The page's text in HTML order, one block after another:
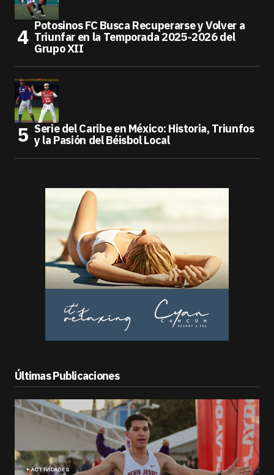
Potosinos FC Busca Recuperarse y Volver a
Triunfar en la Temporada 2025-2026 del
Grupo XII
Serie del Caribe en México: Historia, Triunfos
y la Pasión del Béisbol Local
Últimas Publicaciones
ACTIVIDADES